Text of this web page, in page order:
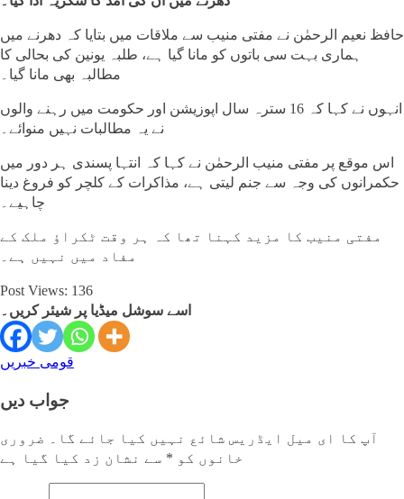
حافظ نعیم الرحمٰن نے مفتی منیب سے ملاقات میں بتایا کہ دھرنے میں
ہماری بہت سی باتوں کو مانا گیا ہے، طلبہ یونین کی بحالی کا
مطالبہ بھی مانا گیا۔
انہوں نے کہا کہ 16 سترہ سال اپوزیشن اور حکومت میں رہنے والوں
نے یہ مطالبات نہیں منوائے۔
اس موقع پر مفتی منیب الرحمٰن نے کہا کہ انتہا پسندی ہر دور میں
حکمرانوں کی وجہ سے جنم لیتی ہے، مذاکرات کے کلچر کو فروغ دینا
چاہیے۔
مفتی منیب کا مزید کہنا تھا کہ ہر وقت ٹکراؤ ملک کے
مفاد میں نہیں ہے۔
Post Views: 136
اسے سوشل میڈیا پر شیئر کریں۔
قومی خبریں
جواب دیں
آپ کا ای میل ایڈریس شائع نہیں کیا جائے گا۔
ضروری
خانوں کو * سے نشان زد کیا گیا ہے